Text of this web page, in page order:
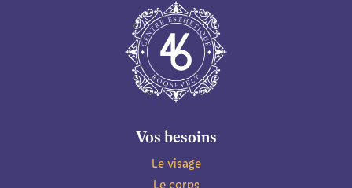
Vos besoins
Le visage
Le corps